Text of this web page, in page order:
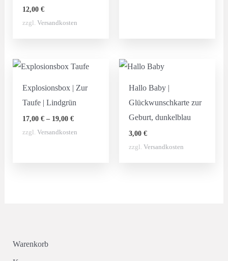
12,00 €
zzgl. Versandkosten
Explosionsbox | Zur
Taufe | Lindgrün
17,00 €– 19,00 €
zzgl. Versandkosten
Hallo Baby |
Glückwunschkarte zur
Geburt, dunkelblau
3,00€
zzgl.Versandkosten
Warenkorb